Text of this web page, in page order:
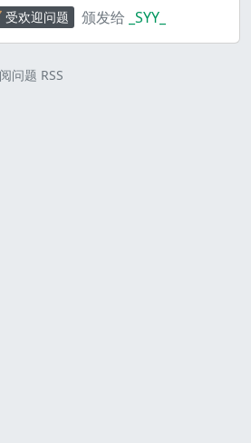
受欢迎问题 颁发给 _SYY_
问题 RSS